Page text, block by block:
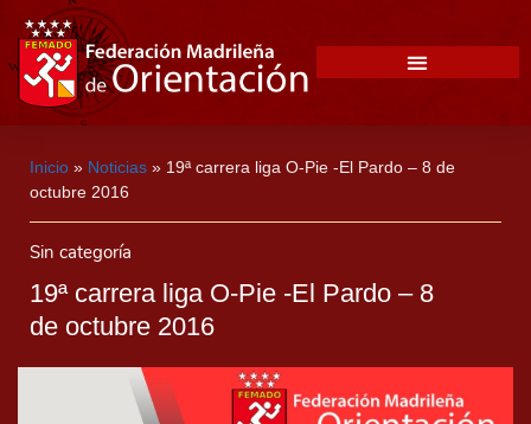
Inicio » Noticias » 19ª carrera liga O-Pie -El Pardo – 8 de
octubre 2016
Sin categoría
19ª carrera liga O-Pie -El Pardo – 8
de octubre 2016